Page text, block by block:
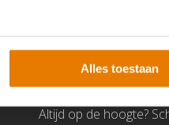
Alles toestaan
Altijd op de hoogte?